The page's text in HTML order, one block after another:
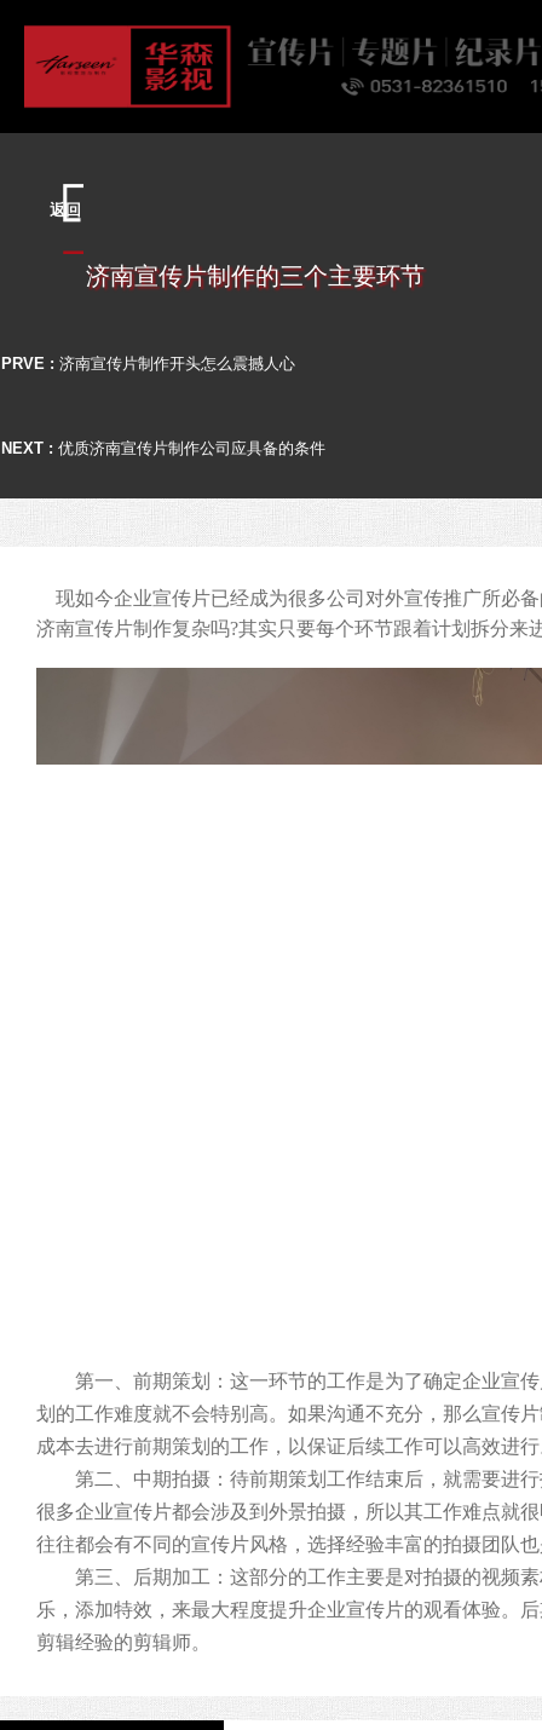
返回
济南宣传片制作的三个主要环节
PRVE :济南宣传片制作开头怎么震撼人心
NEXT :优质济南宣传片制作公司应具备的条件
现如今企业宣传片已经成为很多公司对外宣传推广所必
济南宣传片制作复杂吗?其实只要每个环节跟着计划拆分
第一、前期策划：这一环节的工作是为了确定企业宣传
划的工作难度就不会特别高。如果沟通不充分，那么宣传
成本去进行前期策划的工作，以保证后续工作可以高效进
第二、中期拍摄：待前期策划工作结束后，就需要进行
很多企业宣传片都会涉及到外景拍摄，所以其工作难点就
往往都会有不同的宣传片风格，选择经验丰富的拍摄团队
第三、后期加工：这部分的工作主要是对拍摄的视频素
乐，添加特效，来最大程度提升企业宣传片的观看体验。
剪辑经验的剪辑师。